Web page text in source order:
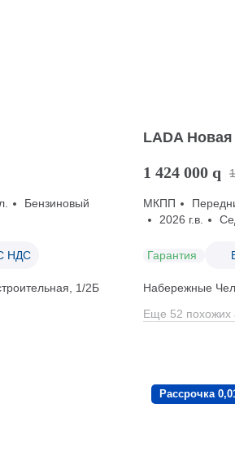
Бензиновый
НДС
1/2Б
LADA Новая
1 424 000 q
МКПП
2026 г.в.
Гарантия
Набережные
Еще 52 похожих
Рассрочка